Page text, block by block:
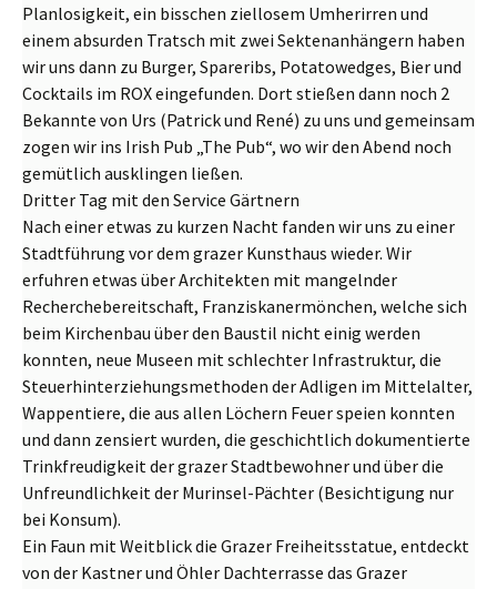
Planlosigkeit, ein bisschen ziellosem Umherirren und
einem absurden Tratsch mit zwei Sektenanhängern haben
wir uns dann zu Burger, Spareribs, Potatowedges, Bier und
Cocktails im ROX eingefunden. Dort stießen dann noch 2
Bekannte von Urs (Patrick und René) zu uns und gemeinsam
zogen wir ins Irish Pub „The Pub“, wo wir den Abend noch
gemütlich ausklingen ließen.
Dritter Tag mit den Service Gärtnern
Nach einer etwas zu kurzen Nacht fanden wir uns zu einer
Stadtführung vor dem grazer Kunsthaus wieder. Wir
erfuhren etwas über Architekten mit mangelnder
Recherchebereitschaft, Franziskanermönchen, welche sich
beim Kirchenbau über den Baustil nicht einig werden
konnten, neue Museen mit schlechter Infrastruktur, die
Steuerhinterziehungsmethoden der Adligen im Mittelalter,
Wappentiere, die aus allen Löchern Feuer speien konnten
und dann zensiert wurden, die geschichtlich dokumentierte
Trinkfreudigkeit der grazer Stadtbewohner und über die
Unfreundlichkeit der Murinsel-Pächter (Besichtigung nur
bei Konsum).
Ein Faun mit Weitblickdie Grazer Freiheitsstatue, entdeckt
von der Kastner und Öhler Dachterrasse das Grazer